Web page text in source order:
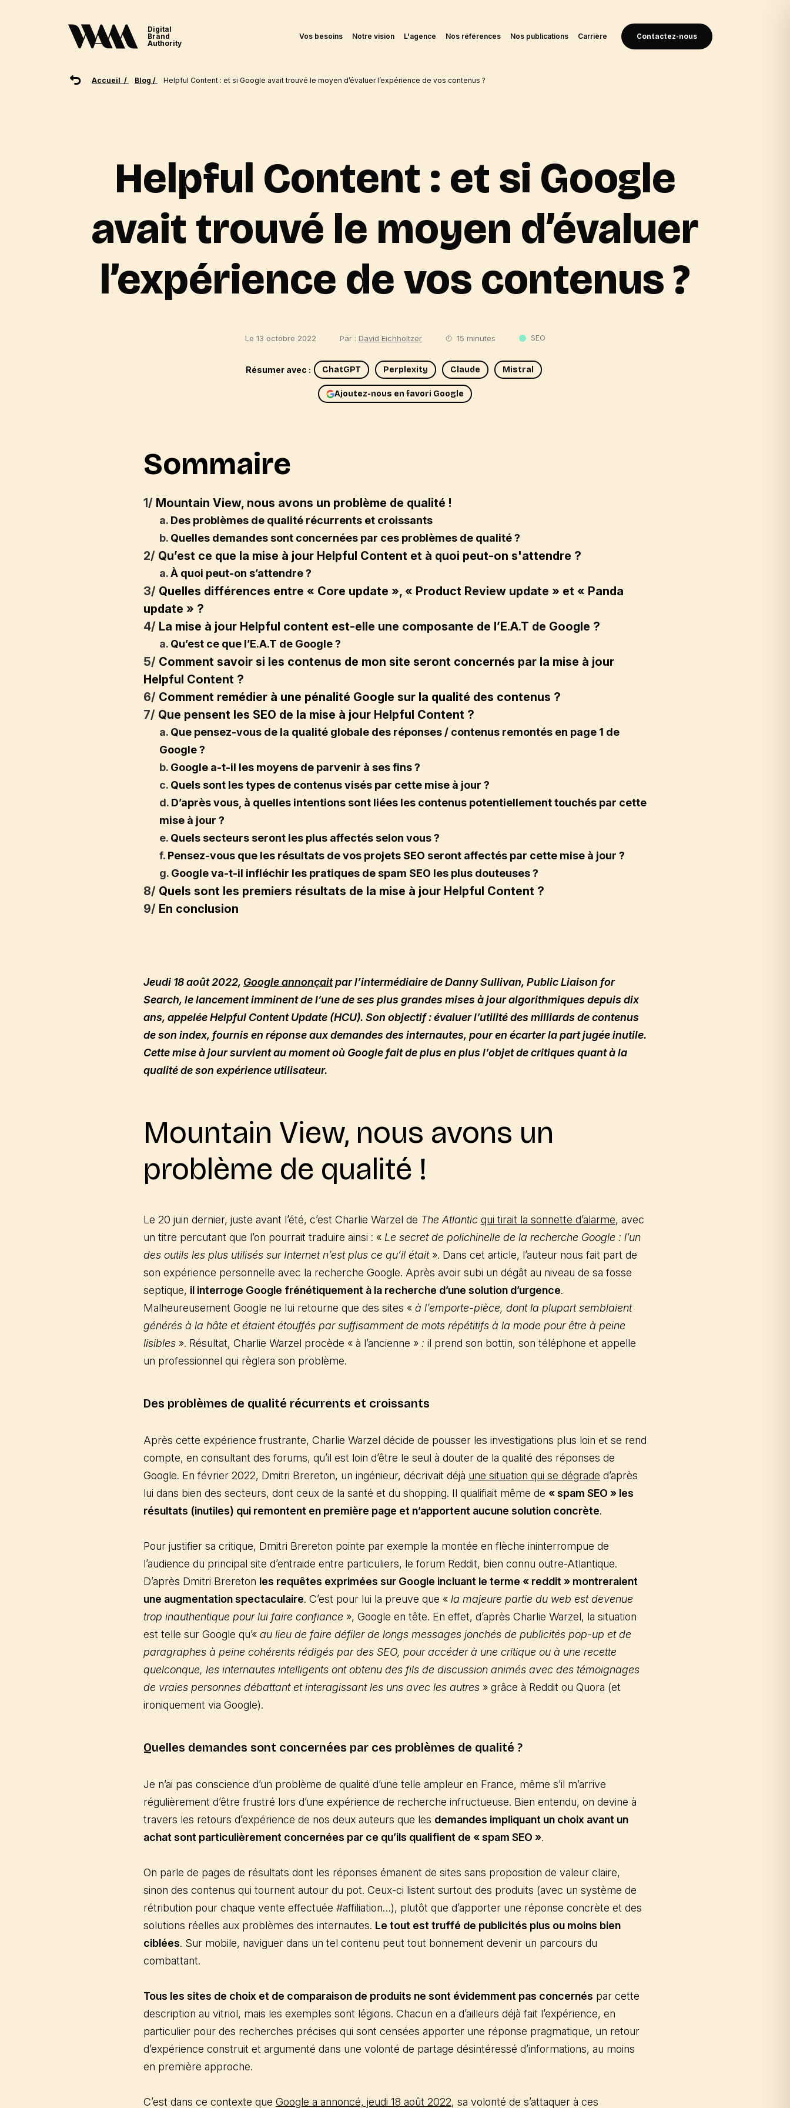
Digital
Brand
Authority
Vos besoins Notre vision L'agence Nos références Nos publications Carrière Contactez-nous
Accueil / Blog / Helpful Content : et si Google avait trouvé le moyen d’évaluer l’expérience de vos contenus ?
Helpful Content : et si Google
avait trouvé le moyen d’évaluer
l’expérience de vos contenus ?
Le 13 octobre 2022 Par : David Eichholtzer 15 minutes SEO
Résumer avec : ChatGPT Perplexity Claude Mistral
Ajoutez-nous en favori Google
Sommaire
1/ Mountain View, nous avons un problème de qualité !
a. Des problèmes de qualité récurrents et croissants
b. Quelles demandes sont concernées par ces problèmes de qualité ?
2/ Qu’est ce que la mise à jour Helpful Content et à quoi peut-on s'attendre ?
a.À quoi peut-on s’attendre ?
3/ Quelles différences entre « Core update », « Product Review update » et « Panda
update » ?
4/ La mise à jour Helpful content est-elle une composante de l’E.A.T de Google ?
a. Qu’est ce que l’E.A.T de Google ?
5/ Comment savoir si les contenus de mon site seront concernés par la mise à jour
Helpful Content ?
6/ Comment remédier à une pénalité Google sur la qualité des contenus ?
7/ Que pensent les SEO de la mise à jour Helpful Content ?
a. Que pensez-vous de la qualité globale des réponses / contenus remontés en page 1 de
Google ?
b. Google a-t-il les moyens de parvenir à ses fins ?
c. Quels sont les types de contenus visés par cette mise à jour ?
d. D’après vous, à quelles intentions sont liées les contenus potentiellement touchés par cette
mise à jour ?
e. Quels secteurs seront les plus affectés selon vous ?
f. Pensez-vous que les résultats de vos projets SEO seront affectés par cette mise à jour ?
g. Google va-t-il infléchir les pratiques de spam SEO les plus douteuses ?
8/ Quels sont les premiers résultats de la mise à jour Helpful Content ?
9/ En conclusion
Jeudi 18 août 2022, Google annonçaitpar l’intermédiaire de Danny Sullivan, Public Liaison for
Search, le lancement imminent de l’une de ses plus grandes mises à jour algorithmiques depuis dix
ans, appelée Helpful Content Update (HCU). Son objectif : évaluer l’utilité des milliards de contenus
de son index, fournis en réponse aux demandes des internautes, pour en écarter la part jugée inutile.
Cette mise à jour survient au moment où Google fait de plus en plus l’objet de critiques quant à la
qualité de son expérience utilisateur.
Mountain View, nous avons un
problème de qualité !
Le 20 juin dernier, juste avant l’été, c’est Charlie Warzel de The Atlantic qui tirait la sonnette d’alarme, avec
un titre percutant que l’on pourrait traduire ainsi : « Le secret de polichinelle de la recherche Google : l’un
des outils les plus utilisés sur Internet n’est plus ce qu’il était». Dans cet article, l’auteur nous fait part de
son expérience personnelle avec la recherche Google. Après avoir subi un dégât au niveau de sa fosse
septique, il interroge Google frénétiquement à la recherche d’une solution d’urgence.
Malheureusement Google ne lui retourne que des sites « à l’emporte-pièce, dont la plupart semblaient
générés à la hâte et étaient étouffés par suffisamment de mots répétitifs à la mode pour être à peine
lisibles ». Résultat, Charlie Warzel procède « à l’ancienne » : il prend son bottin, son téléphone et appelle
un professionnel qui règlera son problème.
Des problèmes de qualité récurrents et croissants
Après cette expérience frustrante, Charlie Warzel décide de pousser les investigations plus loin et se rend
compte, en consultant des forums, qu’il est loin d’être le seul à douter de la qualité des réponses de
Google. En février 2022, Dmitri Brereton, un ingénieur, décrivait déjà une situation qui se dégrade d’après
lui dans bien des secteurs, dont ceux de la santé et du shopping. Il qualifiait même de « spam SEO » les
résultats (inutiles) qui remontent en première page et n’apportent aucune solution concrète.
Pour justifier sa critique, Dmitri Brereton pointe par exemple la montée en flèche ininterrompue de
l’audience du principal site d’entraide entre particuliers, le forum Reddit, bien connu outre-Atlantique.
D’après Dmitri Brereton les requêtes exprimées sur Google incluant le terme « reddit » montreraient
une augmentation spectaculaire. C’est pour lui la preuve que « la majeure partie du web est devenue
trop inauthentique pour lui faire confiance », Google en tête. En effet, d’après Charlie Warzel, la situation
est telle sur Google qu’« au lieu de faire défiler de longs messages jonchés de publicités pop-up et de
paragraphes à peine cohérents rédigés par des SEO, pour accéder à une critique ou à une recette
quelconque, les internautes intelligents ont obtenu des fils de discussion animés avec des témoignages
de vraies personnes débattant et interagissant les uns avec les autres » grâce à Reddit ou Quora (et
ironiquement via Google).
Quelles demandes sont concernées par ces problèmes de qualité ?
Je n’ai pas conscience d’un problème de qualité d’une telle ampleur en France, même s’il m’arrive
régulièrement d’être frustré lors d’une expérience de recherche infructueuse. Bien entendu, on devine à
travers les retours d’expérience de nos deux auteurs que les demandes impliquant un choix avant un
achat sont particulièrement concernées par ce qu’ils qualifient de « spam SEO ».
On parle de pages de résultats dont les réponses émanent de sites sans proposition de valeur claire,
sinon des contenus qui tournent autour du pot. Ceux-ci listent surtout des produits (avec un système de
rétribution pour chaque vente effectuée #affiliation…), plutôt que d’apporter une réponse concrète et des
solutions réelles aux problèmes des internautes. Le tout est truffé de publicités plus ou moins bien
ciblées. Sur mobile, naviguer dans un tel contenu peut tout bonnement devenir un parcours du
combattant.
Tous les sites de choix et de comparaison de produits ne sont évidemment pas concernés par cette
description au vitriol, mais les exemples sont légions. Chacun en a d’ailleurs déjà fait l’expérience, en
particulier pour des recherches précises qui sont censées apporter une réponse pragmatique, un retour
d’expérience construit et argumenté dans une volonté de partage désintéressé d’informations, au moins
en première approche.
C’est dans ce contexte que Google a annoncé, jeudi 18 août 2022, sa volonté de s’attaquer à ces